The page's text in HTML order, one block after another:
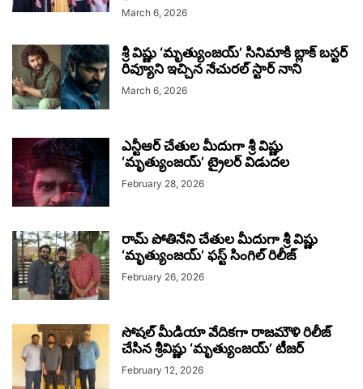
March 6, 2026
శ్రీ విష్ణు ‘మృత్యుంజయ్’ సినిమాకి బ్లాక్ బస్టర్
రివ్యూని ఇచ్చిన నేచురల్ స్టార్ నాని
March 6, 2026
ఎన్టీఆర్ చేతుల మీదుగా శ్రీ విష్ణు
‘మృత్యుంజయ్’ ట్రైలర్ విడుదల
February 28, 2026
రామ్ పోతినేని చేతుల మీదుగా శ్రీ విష్ణు
‘మృత్యుంజయ్’ ఫస్ట్ సింగిల్ రిలీజ్
February 26, 2026
సోషల్ మీడియా వేదికగా రాజమౌళి రిలీజ్
చేసిన శ్రీవిష్ణు ‘మృత్యుంజ‌య్‌’ టీజర్‌
February 12, 2026